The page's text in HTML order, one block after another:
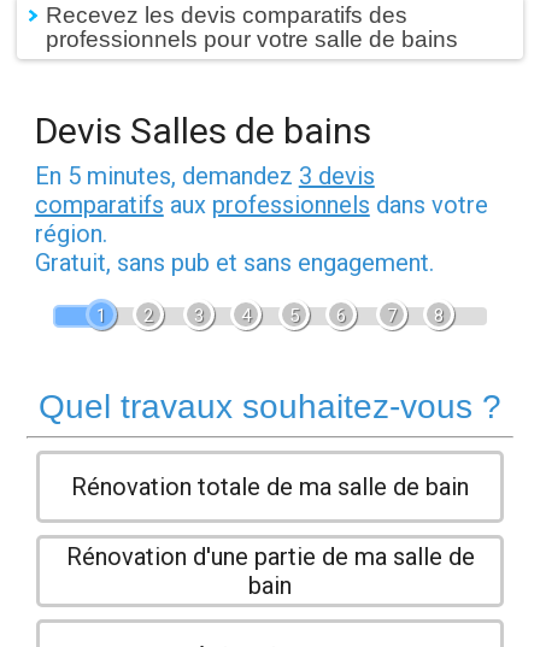
Recevez les devis comparatifs des
professionnels pour votre salle de bains
Devis Salles de bains
En 5 minutes, demandez 3 devis
comparatifs aux professionnels dans votre
région.
Gratuit, sans pub et sans engagement.
1 2 3 4 5 6 7 8
Quel travaux souhaitez-vous ?
Rénovation totale de ma salle de bain
Rénovation d'une partie de ma salle de
bain